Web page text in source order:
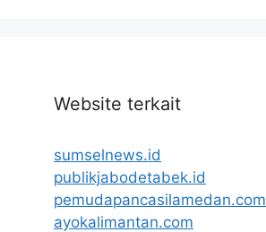
Website terkait
sumselnews.id
publikjabodetabek.id
pemudapancasilamedan.com
ayokalimantan.com